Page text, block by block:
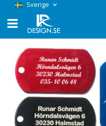
Sverige